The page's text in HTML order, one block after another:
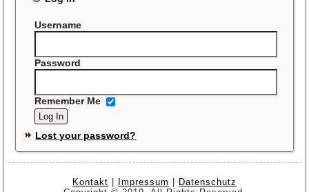
Username
Password
Remember Me
Lost your password?
Kontakt | Impressum | Datenschutz